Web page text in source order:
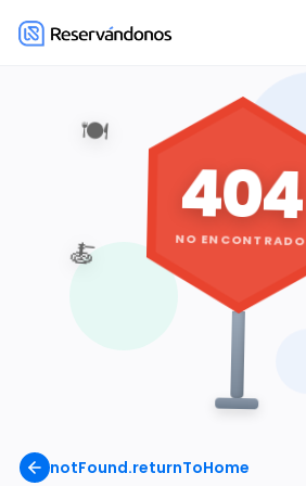
notFound.returnToHome
🍽️
🍝
404
NO ENCONTRADO